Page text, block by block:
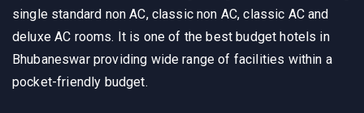
single standard non AC, classic non AC, classic AC and
deluxe AC rooms. It is one of the best budget hotels in
Bhubaneswar providing wide range of facilities within a
pocket-friendly budget.